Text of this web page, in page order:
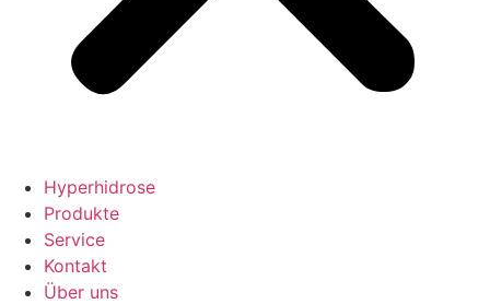
Hyperhidrose
Produkte
Service
Kontakt
Über uns